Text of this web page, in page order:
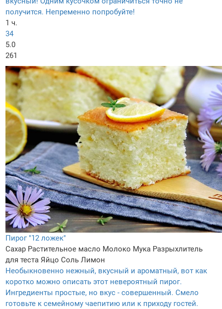
получится. Непременно попробуйте!
1 ч.
34
5.0
261
Пирог "12 ложек"
Сахар Растительное масло Молоко Мука Разрыхлитель
для теста Яйцо Соль Лимон
Необыкновенно нежный, вкусный и ароматный, вот как
коротко можно описать этот невероятный пирог.
Ингредиенты простые, но вкус - совершенный. Смело
готовьте к семейному чаепитию или к приходу гостей.